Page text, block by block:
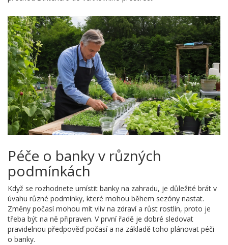
Péče o banky v různých
podmínkách
Když se rozhodnete umístit banky na zahradu, je důležité brát v
úvahu různé podmínky, které mohou během sezóny nastat.
Změny počasí mohou mít vliv na zdraví a růst rostlin, proto je
třeba být na ně připraven. V první řadě je dobré sledovat
pravidelnou předpověď počasí a na základě toho plánovat péči
o banky.